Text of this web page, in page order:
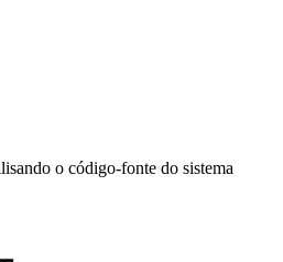
o código-fonte do sistema